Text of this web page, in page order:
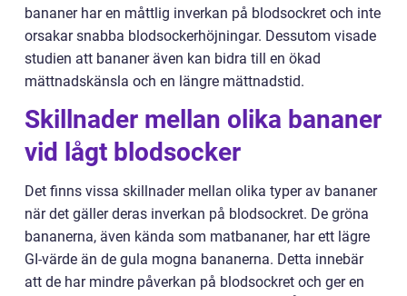
bananer har en måttlig inverkan på blodsockret och inte
orsakar snabba blodsockerhöjningar. Dessutom visade
studien att bananer även kan bidra till en ökad
mättnadskänsla och en längre mättnadstid.
Skillnader mellan olika bananer
vid lågt blodsocker
Det finns vissa skillnader mellan olika typer av bananer
när det gäller deras inverkan på blodsockret. De gröna
bananerna, även kända som matbananer, har ett lägre
GI-värde än de gula mogna bananerna. Detta innebär
att de har mindre påverkan på blodsockret och ger en